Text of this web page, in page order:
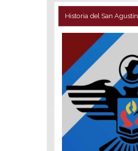
Historia del San Agustín